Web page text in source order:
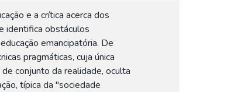
e a crítica acerca dos
identifica obstáculos
emancipatória. De
pragmáticas, cuja única
conjunto da realidade, oculta
típica da "sociedade